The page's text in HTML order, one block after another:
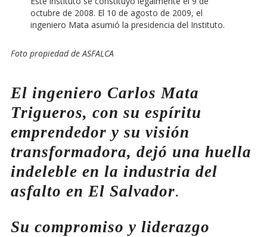
octubre de 2008. El 10 de agosto de 2009, el
ingeniero Mata asumió la presidencia del Instituto.
Foto propiedad de ASFALCA
El ingeniero Carlos Mata
Trigueros, con su espíritu
emprendedor y su visión
transformadora, dejó una huella
indeleble en la industria del
asfalto en El Salvador.
Su compromiso y liderazgo